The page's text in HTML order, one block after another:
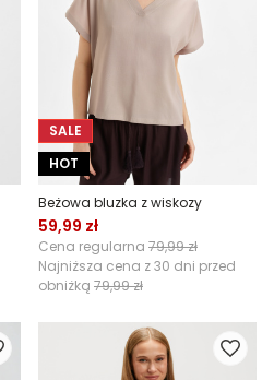
SALE
HOT
Beżowa bluzka z wiskozy
59,99 zł
Cena regularna 79,99 zł
Najniższa cena z 30 dni przed
obniżką 79,99 zł